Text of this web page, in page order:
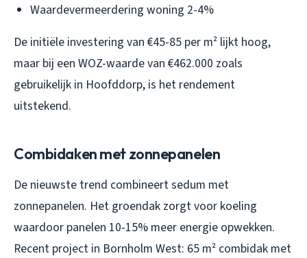
Waardevermeerdering woning 2-4%
De initiële investering van €45-85 per m² lijkt hoog,
maar bij een WOZ-waarde van €462.000 zoals
gebruikelijk in Hoofddorp, is het rendement
uitstekend.
Combidaken met zonnepanelen
De nieuwste trend combineert sedum met
zonnepanelen. Het groendak zorgt voor koeling
waardoor panelen 10-15% meer energie opwekken.
Recent project in Bornholm West: 65 m² combidak met